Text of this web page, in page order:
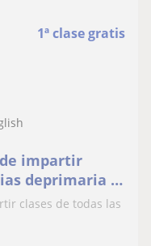
1ª clase gratis
impartir
deprimaria o
clases de todas las